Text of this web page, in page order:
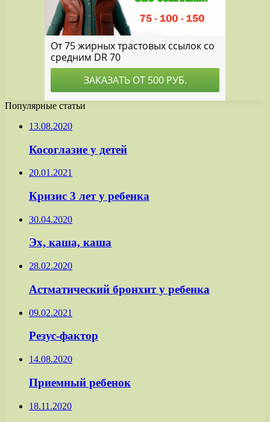
Популярные статьи
13.08.2020
Косоглазие у детей
20.01.2021
Кризис 3 лет у ребенка
30.04.2020
Эх, каша, каша
28.02.2020
Астматический бронхит у ребенка
09.02.2021
Резус-фактор
14.08.2020
Приемный ребенок
18.11.2020